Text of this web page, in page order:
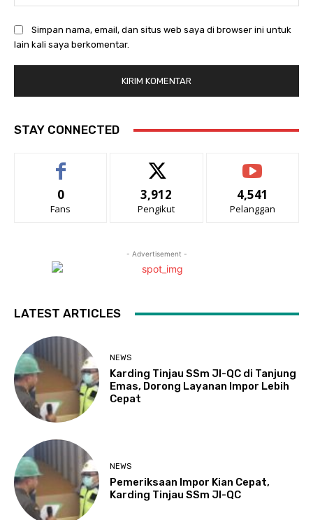
Simpan nama, email, dan situs web saya di browser ini untuk
lain kali saya berkomentar.
STAY CONNECTED
0
Fans
3,912
Pengikut
4,541
Pelanggan
- Advertisement -
LATEST ARTICLES
NEWS
Karding Tinjau SSm JI-QC di Tanjung
Emas, Dorong Layanan Impor Lebih
Cepat
NEWS
Pemeriksaan Impor Kian Cepat,
Karding Tinjau SSm JI-QC